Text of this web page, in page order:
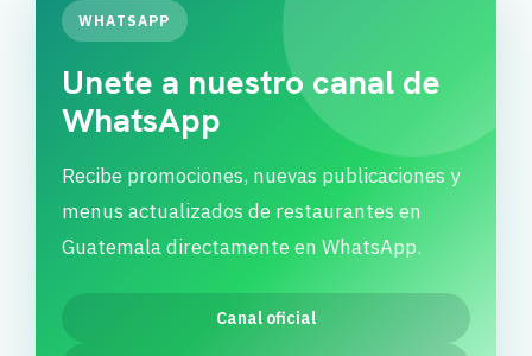
WHATSAPP
Unete a nuestro canal de
WhatsApp
Recibe promociones, nuevas publicaciones y
menus actualizados de restaurantes en
Guatemala directamente en WhatsApp.
Canal oficial